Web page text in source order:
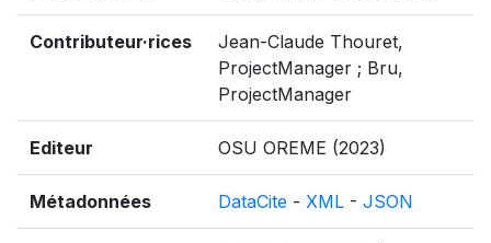
Contributeur·rices
Jean-Claude Thouret,
ProjectManager ; Bru,
ProjectManager
Editeur OSU OREME (2023)
Métadonnées DataCite - XML - JSON